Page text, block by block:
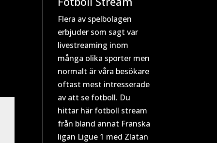
Flera av spelbolagen
erbjuder som sagt var
livestreaming inom
många olika sporter men
normalt är våra besökare
oftast mest intresserade
av att se fotboll. Du
hittar här fotboll stream
från bland annat Franska
ligan Ligue 1 med Zlatan